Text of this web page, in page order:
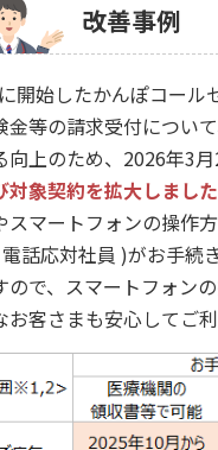
ビス・お知らせ
チナライフサービス
おり・約款（Web約款
せ
続きの流れ
せ
リ～かんぽの健康と安
康ラボ
・みんなの体操
ポータルサイト
ンド
のサステナビリティ
声／お客さまサービス
改善事例
開始したかんぽコール
金等の請求受付につい
向上のため、2026年3
象契約を拡大しました
スマートフォンの操作
話応対社員 )がお手続
ので、スマートフォン
客さまも安心してご利